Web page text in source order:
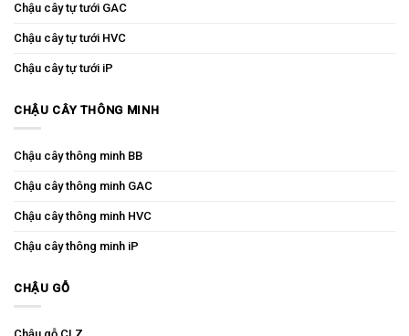
Chậu cây tự tưới GAC
Chậu cây tự tưới HVC
Chậu cây tự tưới iP
CHẬU CÂY THÔNG MINH
Chậu cây thông minh BB
Chậu cây thông minh GAC
Chậu cây thông minh HVC
Chậu cây thông minh iP
CHẬU GỖ